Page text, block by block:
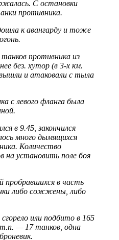
С остановки
противника.
к авангарду и тоже
противника из
без. хутор (в 3-х км.
и атаковали с тыла
с левого фланга была
в 9.45, закончился
много дымящихся
Количество
на установить поле боя
пробравшихся в часть
либо сожжены, либо
или подбито в 165
— 17 танков, одна